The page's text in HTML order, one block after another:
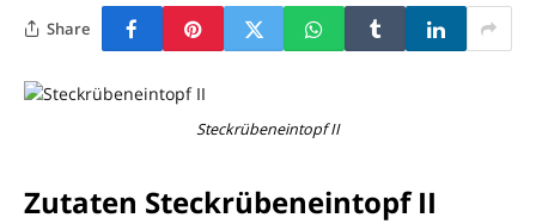
Share
Steckrübeneintopf II
Zutaten Steckrübeneintopf II